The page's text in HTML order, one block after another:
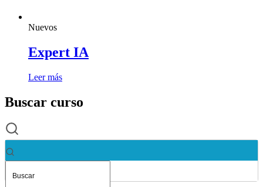
Nuevos
Expert IA
Leer más
Buscar curso